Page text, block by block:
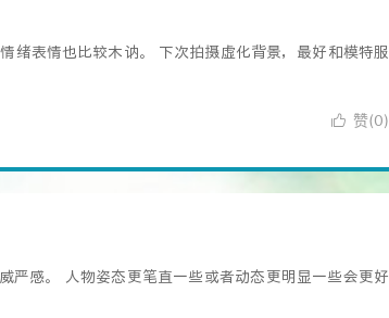
绪表情也比较木讷。 下次拍摄虚化背景，最好和模特服
 赞(0)
严感。 人物姿态更笔直一些或者动态更明显一些会更好